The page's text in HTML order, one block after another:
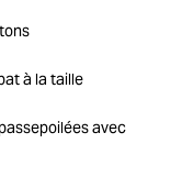
à la taille
avec